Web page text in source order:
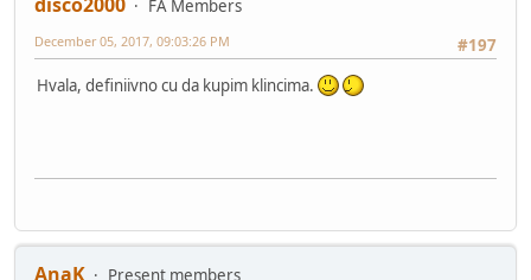
FA Members
#197
December 05, 2017, 09:03:26 PM
Hvala, definiivno cu da kupim klincima.
AnaK
Present members